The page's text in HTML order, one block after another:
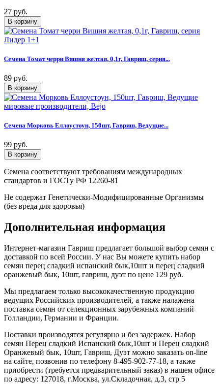
27 руб.
Семена Томат черри Вишня желтая, 0,1г, Гавриш, серия...
89 руб.
Семена Морковь Еллоустоун, 150шт, Гавриш, Ведущие...
99 руб.
Семена соответствуют требованиям международных
стандартов и ГОСТу РФ 12260-81
Не содержат Генетически-Модифицированные Организмы
(без вреда для здоровья)
Дополнительная информация
Интернет-магазин Гавриш предлагает большой выбор семян с
доставкой по всей России. У нас Вы можете купить набор
семян перец сладкий испанский бык,10шт и перец сладкий
оранжевый бык, 10шт, гавриш, дуэт по цене 129 руб.
Мы предлагаем только высококачественную продукцию
ведущих Российских производителей, а также налажена
поставка семян от селекционных зарубежных компаний
Голландии, Германии и Франции.
Поставки производятся регулярно и без задержек. Набор
семян Перец сладкий Испанский бык,10шт и Перец сладкий
Оранжевый бык, 10шт, Гавриш, Дуэт можно заказать on-line
на сайте, позвонив по телефону 8-495-902-77-18, а также
приобрести (требуется предварительный заказ) в нашем офисе
по адресу: 127018, г.Москва, ул.Складочная, д.3, стр 5